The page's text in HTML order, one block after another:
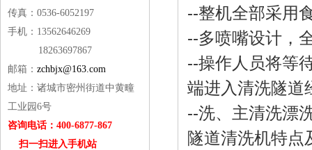
传真：0536-6052197
手机：13562646269
18263697867
邮箱： zchbjx@163.com
地址：诸城市密州街道中黄疃
工业园6号
咨询电话：400-6877-867
扫一扫进入手机站
--整机全部采用
--多喷嘴设计，
--操作人员将等
端进入清洗隧道
--洗、主清洗漂
隧道清洗机特点